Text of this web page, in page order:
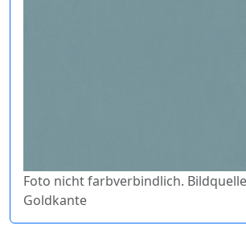
Foto nicht farbverbindlich.
Goldkante